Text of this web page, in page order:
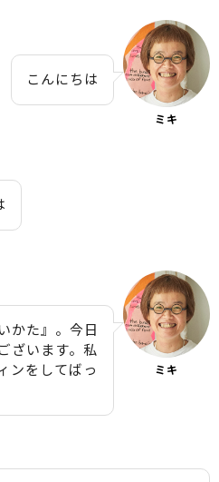
こんにちは
ミキ
かた』。今日
ざいます。私
ンをしてばっ
ミキ